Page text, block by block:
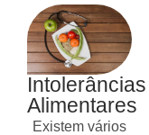
Intolerâncias
Alimentares
Existem vários